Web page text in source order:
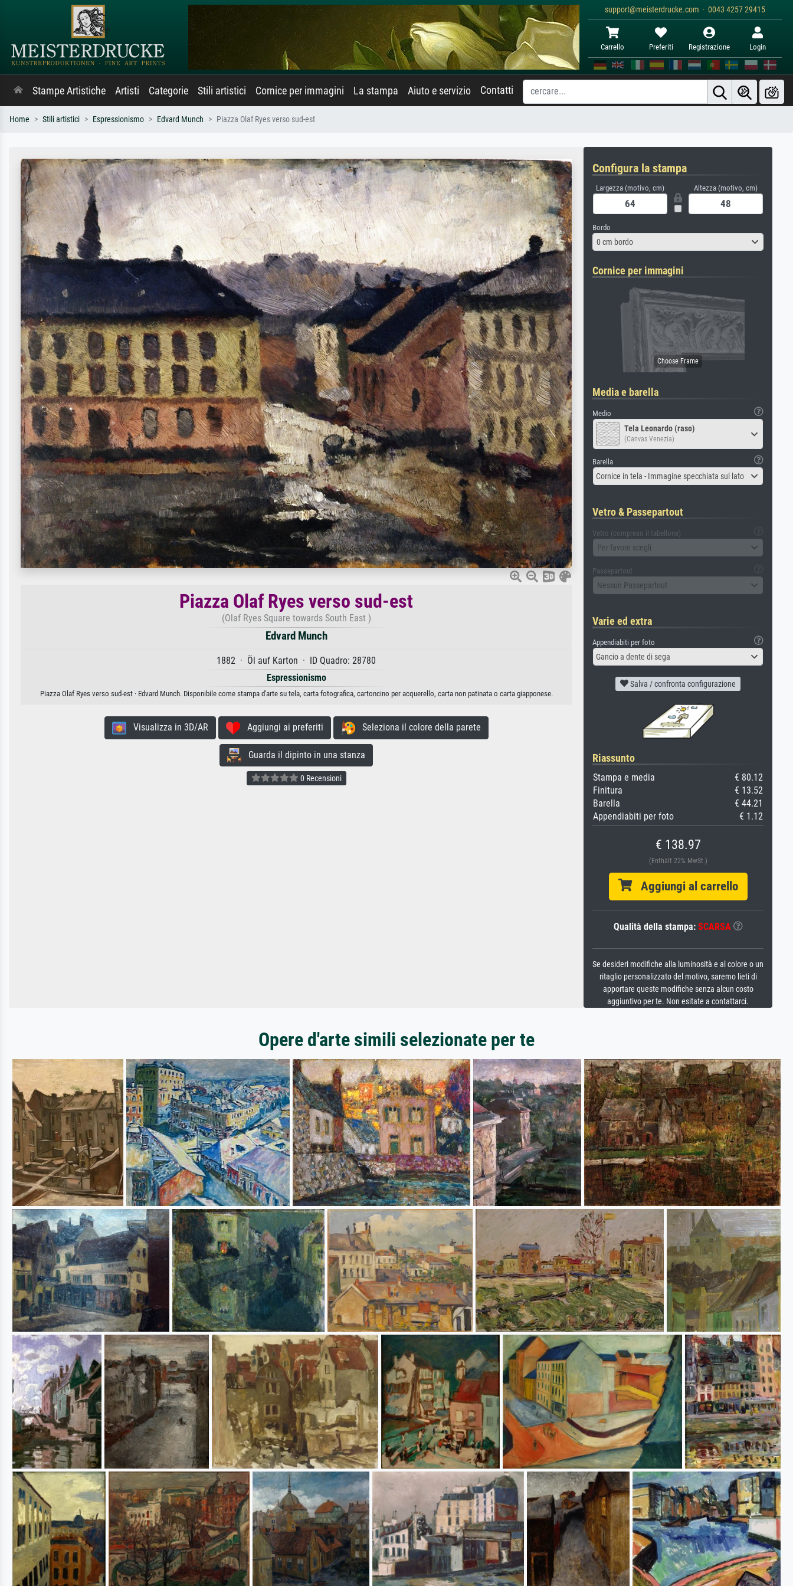
support@meisterdrucke.com · 0043 4257 29415
Carrello Preferiti Registrazione Login
Stampe Artistiche Artisti Categorie Stili artistici Cornice per immagini La stampa Aiuto e servizio Contatti
Home Stili artistici Espressionismo Edvard Munch Piazza Olaf Ryes verso sud-est
Piazza Olaf Ryes verso sud-est
(Olaf Ryes Square towards South East )
Edvard Munch
1882 · Öl auf Karton · ID Quadro: 28780
Espressionismo
Piazza Olaf Ryes verso sud-est · Edvard Munch. Disponibile come stampa d'arte su tela, carta fotografica, cartoncino per acquerello, carta non patinata o carta giapponese.
Visualizza in 3D/AR Aggiungi ai preferiti Seleziona il colore della parete
Guarda il dipinto in una stanza
0 Recensioni
Configura la stampa
Largezza (motivo, cm) Altezza (motivo, cm)
Bordo
0 cm bordo
Cornice per immagini
Media e barella
Medio
Tela Leonardo (raso)
(Canvas Venezia)
Barella
Cornice in tela - Immagine specchiata sul lato
Vetro & Passepartout
Vetro (compreso il tabellone)
Per favore scegli
Passepartout
Nessun Passepartout
Varie ed extra
Appendiabiti per foto
Gancio a dente di sega
Salva / confronta configurazione
Riassunto
Stampa e media
€ 80.12
Finitura
€ 13.52
Barella
€ 44.21
Appendiabiti per foto
€ 1.12
€ 138.97
(Enthält 22% MwSt.)
Aggiungi al carrello
Qualità della stampa: SCARSA
Se desideri modifiche alla luminosità e al colore o un
ritaglio personalizzato del motivo, saremo lieti di
apportare queste modifiche senza alcun costo
aggiuntivo per te. Non esitate a contattarci.
Opere d'arte simili selezionate per te